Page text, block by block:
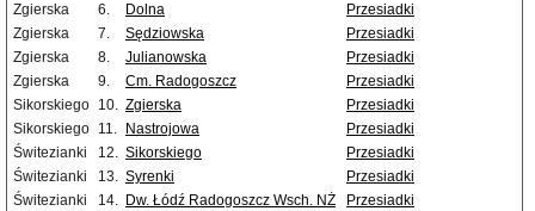
Zgierska
6. Dolna
Przesiadki
Zgierska
7. Sędziowska
Przesiadki
Zgierska
8. Julianowska
Przesiadki
Zgierska
9. Cm. Radogoszcz
Przesiadki
Sikorskiego 10. Zgierska
Przesiadki
Sikorskiego 11. Nastrojowa
Przesiadki
Świtezianki
12. Sikorskiego
Przesiadki
Świtezianki
13. Syrenki
Przesiadki
Świtezianki
14. Dw. Łódź Radogoszcz Wsch. NŻ
Przesiadki